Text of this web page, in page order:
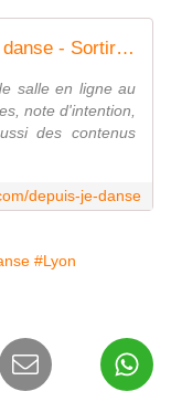
Maison de la Danse | Spectacle de danse - Sortir à Lyon
salle en ligne au
note d'intention,
des contenus
depuis-je-danse
#Lyon